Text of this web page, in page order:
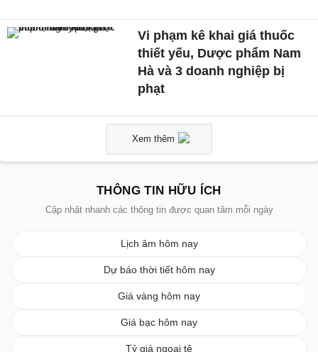
Vi phạm kê khai giá thuốc
thiết yếu, Dược phẩm Nam
Hà và 3 doanh nghiệp bị
phạt
Xem thêm
THÔNG TIN HỮU ÍCH
Cập nhật nhanh các thông tin được quan tâm mỗi ngày
Lịch âm hôm nay
Dự báo thời tiết hôm nay
Giá vàng hôm nay
Giá bạc hôm nay
Tỷ giá ngoại tệ